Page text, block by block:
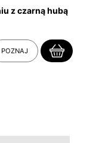
z czarną hubą
POZNAJ